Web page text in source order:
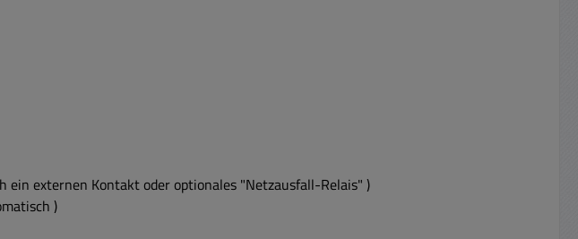
ein externen Kontakt oder optionales "Netzausfall-Relais" )
)